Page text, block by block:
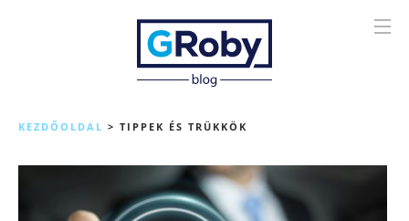
KEZDŐOLDAL > TIPPEK ÉS TRÜKKÖK